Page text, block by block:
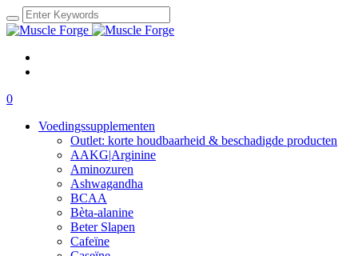
0
Voedingssupplementen
Outlet: korte houdbaarheid & beschadigde producten
AAKG|Arginine
Aminozuren
Ashwagandha
BCAA
Bèta-alanine
Beter Slapen
Cafeïne